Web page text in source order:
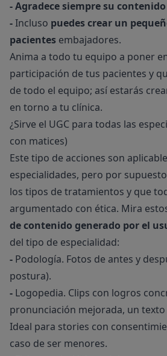
-Agradece siempre su contenido
-Incluso puedes crear un
pacientes embajadores.
Anima a todo tu equipo a poner
participación de tus pacientes y
de todo el equipo; así estarás
en torno a tu clínica.
¿Sirve el UGC para todas las
con matices)
Este tipo de acciones son
especialidades, pero por
los tipos de tratamientos y que
argumentado con ética. Mira
de contenido generado por el
del tipo de especialidad:
- Podología. Fotos de antes y
postura).
- Logopedia. Clips con logros
pronunciación mejorada, un
Ideal para stories con
caso de ser menores.